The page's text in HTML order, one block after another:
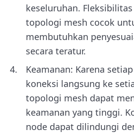
keseluruhan.
topologi mesh cocok
membutuhkan
secara teratur.
Keamanan: Karena
koneksi langsung ke
topologi mesh dapat
keamanan yang tinggi.
node dapat dilindungi